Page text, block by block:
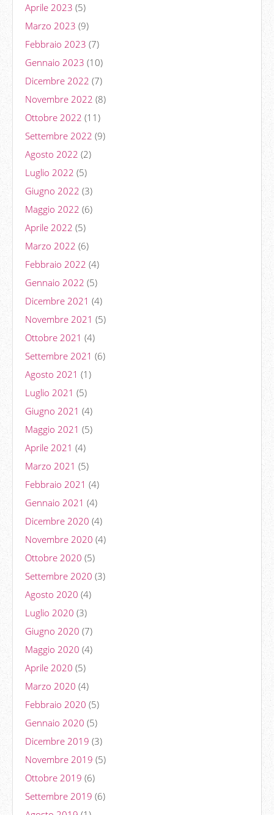
Aprile 2023 (5)
Marzo 2023 (9)
Febbraio 2023 (7)
Gennaio 2023 (10)
Dicembre 2022 (7)
Novembre 2022 (8)
Ottobre 2022 (11)
Settembre 2022 (9)
Agosto 2022 (2)
Luglio 2022 (5)
Giugno 2022 (3)
Maggio 2022 (6)
Aprile 2022 (5)
Marzo 2022 (6)
Febbraio 2022 (4)
Gennaio 2022 (5)
Dicembre 2021 (4)
Novembre 2021 (5)
Ottobre 2021 (4)
Settembre 2021 (6)
Agosto 2021 (1)
Luglio 2021 (5)
Giugno 2021 (4)
Maggio 2021 (5)
Aprile 2021 (4)
Marzo 2021 (5)
Febbraio 2021 (4)
Gennaio 2021 (4)
Dicembre 2020 (4)
Novembre 2020 (4)
Ottobre 2020 (5)
Settembre 2020 (3)
Agosto 2020 (4)
Luglio 2020 (3)
Giugno 2020 (7)
Maggio 2020 (4)
Aprile 2020 (5)
Marzo 2020 (4)
Febbraio 2020 (5)
Gennaio 2020 (5)
Dicembre 2019 (3)
Novembre 2019 (5)
Ottobre 2019 (6)
Settembre 2019 (6)